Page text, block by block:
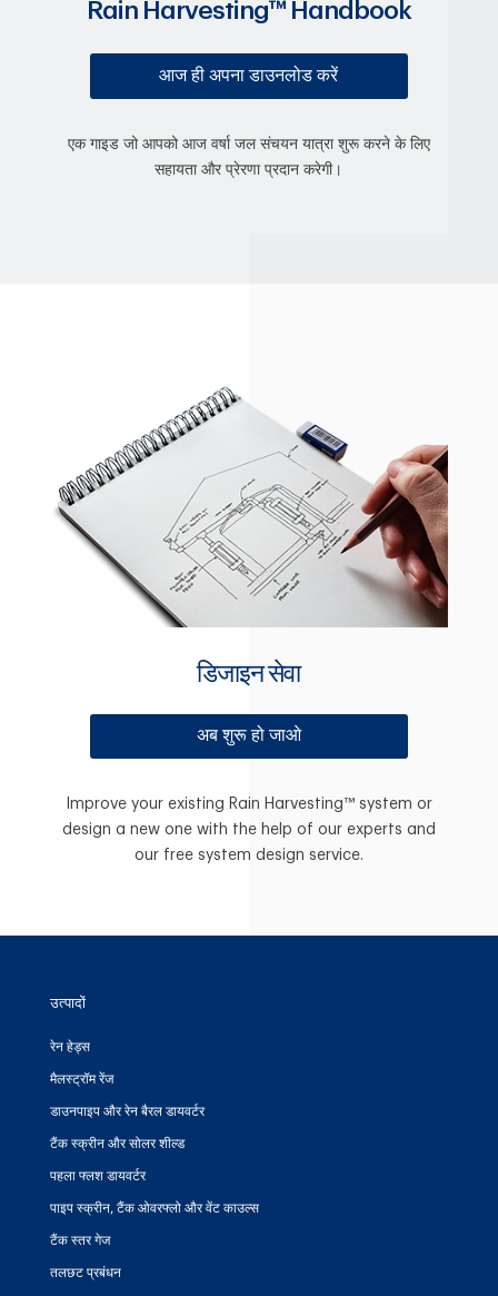
Rain Harvesting™ Handbook
आज ही अपना डाउनलोड करें
एक गाइड जो आपको आज वर्षा जल संचयन यात्रा शुरू करने के लिए
सहायता और प्रेरणा प्रदान करेगी।
डिजाइन सेवा
अब शुरू हो जाओ
Improve your existing Rain Harvesting™ system or
design a new one with the help of our experts and
our free system design service.
उत्पादों
रेन हेड्स
मैलस्ट्रॉम रेंज
डाउनपाइप और रेन बैरल डायवर्टर
टैंक स्क्रीन और सोलर शील्ड
पहला फ्लश डायवर्टर
पाइप स्क्रीन, टैंक ओवरफ्लो और वेंट काउल्स
टैंक स्तर गेज
तलछट प्रबंधन